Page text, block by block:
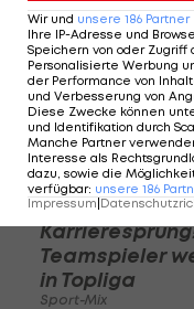
Teamspieler
in Topliga
Sport-Mix
Wir und unsere 186 Partner
Ihre IP-Adresse und
Speichern von oder
Personalisierte Werbung
der Performance von
und Verbesserung von
Diese Zwecke können
und Identifikation durch
Manche Partner
Interesse als
dazu, sowie die
verfügbar: unsere 186
Impressum